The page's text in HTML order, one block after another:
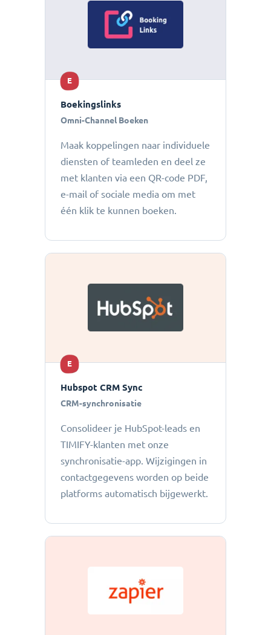
E
Boekingslinks
Omni-Channel Boeken
Maak koppelingen naar individuele
diensten of teamleden en deel ze
met klanten via een QR-code PDF,
e-mail of sociale media om met
één klik te kunnen boeken.
E
Hubspot CRM Sync
CRM-synchronisatie
Consolideer je HubSpot-leads en
TIMIFY-klanten met onze
synchronisatie-app. Wijzigingen in
contactgegevens worden op beide
platforms automatisch bijgewerkt.